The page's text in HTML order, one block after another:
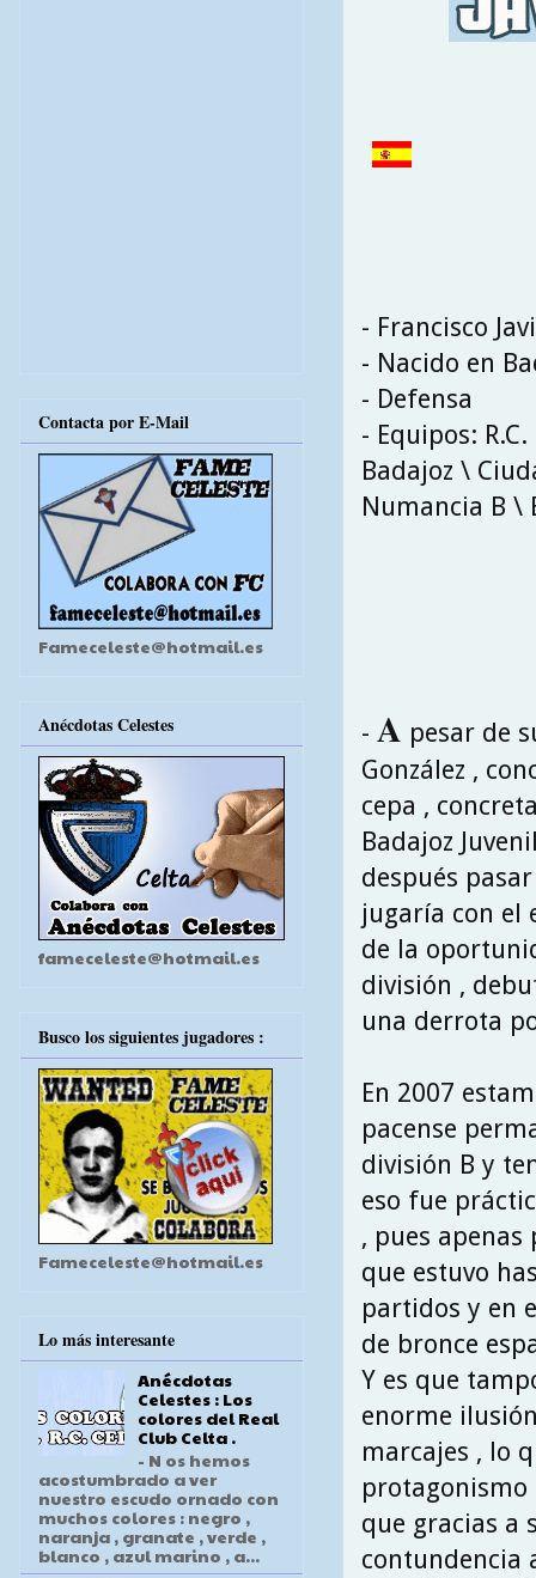
- Francisco
- Nacido en
- Defensa
- Equipos:
Badajoz \
Numancia B \
- A pesar de
González ,
cepa ,
Badajoz
después
jugaría con el
de la
división ,
una derrota
En 2007
pacense
división B y
eso fue
, pues
que estuvo
partidos y en
de bronce
Y es que
enorme
marcajes , lo
protagonismo
que gracias a
contundencia
Contacta por E-Mail
Fameceleste@hotmail.es
Anécdotas Celestes
fameceleste@hotmail.es
Busco los siguientes jugadores :
Fameceleste@hotmail.es
Lo más interesante
Anécdotas
Celestes : Los
colores del Real
Club Celta .
- N os hemos
acostumbrado a ver
nuestro escudo ornado con
muchos colores : negro ,
naranja , granate , verde ,
blanco , azul marino , a...